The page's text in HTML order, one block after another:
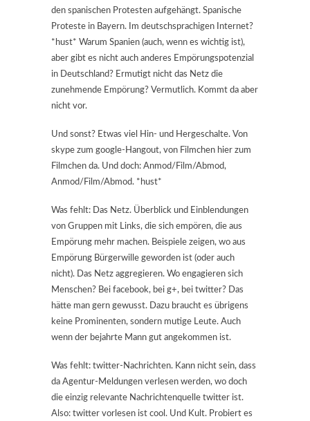
den spanischen Protesten aufgehängt. Spanische
Proteste in Bayern. Im deutschsprachigen Internet?
*hust* Warum Spanien (auch, wenn es wichtig ist),
aber gibt es nicht auch anderes Empörungspotenzial
in Deutschland? Ermutigt nicht das Netz die
zunehmende Empörung? Vermutlich. Kommt da aber
nicht vor.
Und sonst? Etwas viel Hin- und Hergeschalte. Von
skype zum google-Hangout, von Filmchen hier zum
Filmchen da. Und doch: Anmod/Film/Abmod,
Anmod/Film/Abmod. *hust*
Was fehlt: Das Netz. Überblick und Einblendungen
von Gruppen mit Links, die sich empören, die aus
Empörung mehr machen. Beispiele zeigen, wo aus
Empörung Bürgerwille geworden ist (oder auch
nicht). Das Netz aggregieren. Wo engagieren sich
Menschen? Bei facebook, bei g+, bei twitter? Das
hätte man gern gewusst. Dazu braucht es übrigens
keine Prominenten, sondern mutige Leute. Auch
wenn der bejahrte Mann gut angekommen ist.
Was fehlt: twitter-Nachrichten. Kann nicht sein, dass
da Agentur-Meldungen verlesen werden, wo doch
die einzig relevante Nachrichtenquelle twitter ist.
Also: twitter vorlesen ist cool. Und Kult. Probiert es